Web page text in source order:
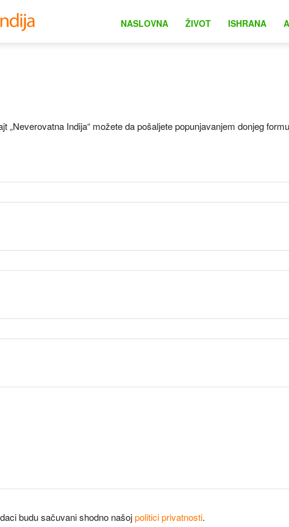
NASLOVNA ŽIVOT ISHRANA
„Neverovatna Indija“ možete da pošaljete popunjavanjem donjeg
budu sačuvani shodno našojpolitici privatnosti.